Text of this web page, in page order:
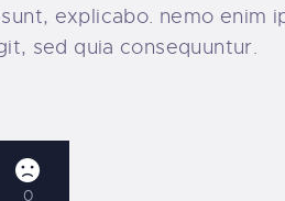
explicabo. nemo enim
sed quia consequuntur.
0